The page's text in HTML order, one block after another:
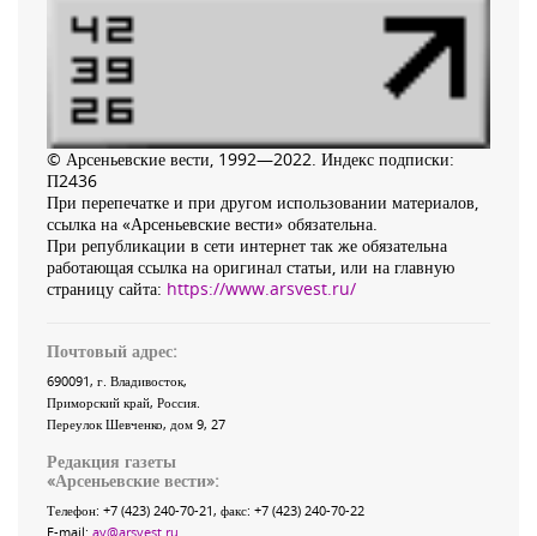
© Арсеньевские вести, 1992—2022. Индекс подписки:
П2436
При перепечатке и при другом использовании материалов,
ссылка на «Арсеньевские вести» обязательна.
При републикации в сети интернет так же обязательна
работающая ссылка на оригинал статьи, или на главную
страницу сайта: https://www.arsvest.ru/
Почтовый адрес:
690091, г. Владивосток,
Приморский край, Россия
Переулок Шевченко, дом 9, 27
Редакция газеты
«Арсеньевские вести»:
Телефон: +7 (423) 240-70-21, факс: +7 (423) 240-70-22
E-mail: av@arsvest.ru